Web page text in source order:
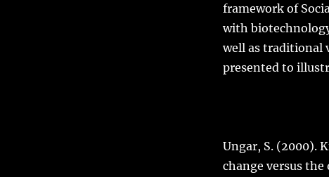
framework of
with
well as traditional
presented to
Ungar, S. (2000).
change versus the